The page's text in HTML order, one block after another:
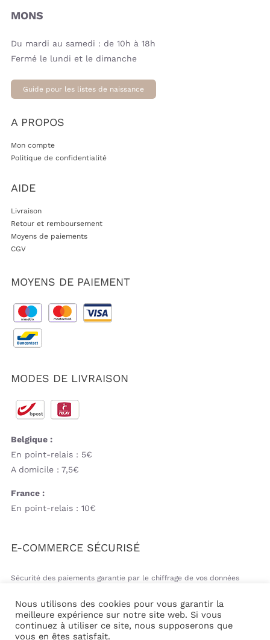
MONS
Du mardi au samedi : de 10h à 18h
Fermé le lundi et le dimanche
Guide pour les listes de naissance
A PROPOS
Mon compte
Politique de confidentialité
AIDE
Livraison
Retour et remboursement
Moyens de paiements
CGV
MOYENS DE PAIEMENT
MODES DE LIVRAISON
Belgique :
En point-relais : 5€
A domicile : 7,5€
France :
En point-relais : 10€
E-COMMERCE SÉCURISÉ
Sécurité des paiements garantie par le chiffrage de vos données
Nous utilisons des cookies pour vous garantir la
meilleure expérience sur notre site web. Si vous
continuez à utiliser ce site, nous supposerons que
vous en êtes satisfait.